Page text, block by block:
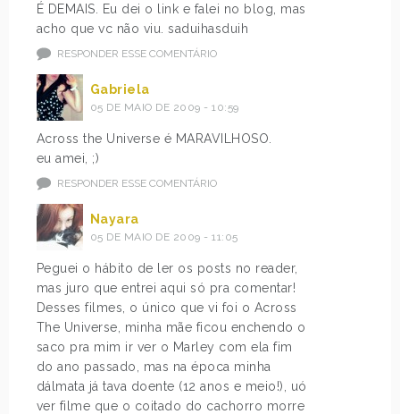
É DEMAIS. Eu dei o link e falei no blog, mas
acho que vc não viu. saduihasduih
RESPONDER ESSE COMENTÁRIO
Gabriela
05 DE MAIO DE 2009 - 10:59
Across the Universe é MARAVILHOSO.
eu amei, ;)
RESPONDER ESSE COMENTÁRIO
Nayara
05 DE MAIO DE 2009 - 11:05
Peguei o hábito de ler os posts no reader,
mas juro que entrei aqui só pra comentar!
Desses filmes, o único que vi foi o Across
The Universe, minha mãe ficou enchendo o
saco pra mim ir ver o Marley com ela fim
do ano passado, mas na época minha
dálmata já tava doente (12 anos e meio!), uó
ver filme que o coitado do cachorro morre